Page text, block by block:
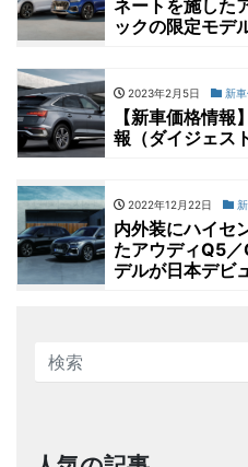
ネートを施した
ックの限定モデ
2023年2月5日 新
【新車価格情
報（ダイジェス
2022年12月22日
内外装にハイセ
たアウディQ5
デルが日本デビ